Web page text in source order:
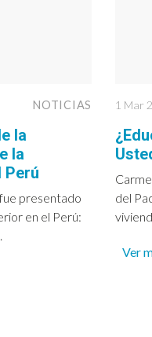
NOTICIAS
la
la
Perú
presentado
en el Perú:
1 Mar
del
Ver